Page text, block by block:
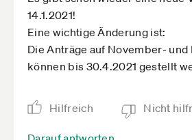
14.1.2021!
Eine wichtige Änderung ist:
Die Anträge auf November-
können bis 30.4.2021 gestellt
Hilfreich Nicht